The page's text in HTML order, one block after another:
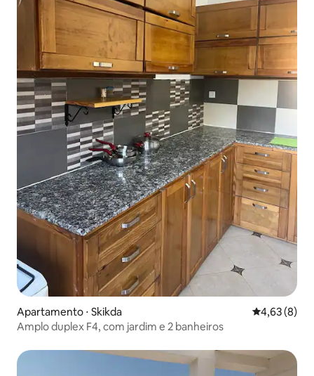
Apartamento ⋅ Skikda 4,63 de uma
4,63 (8)
Amplo duplex F4, com jardim e 2 banheiros